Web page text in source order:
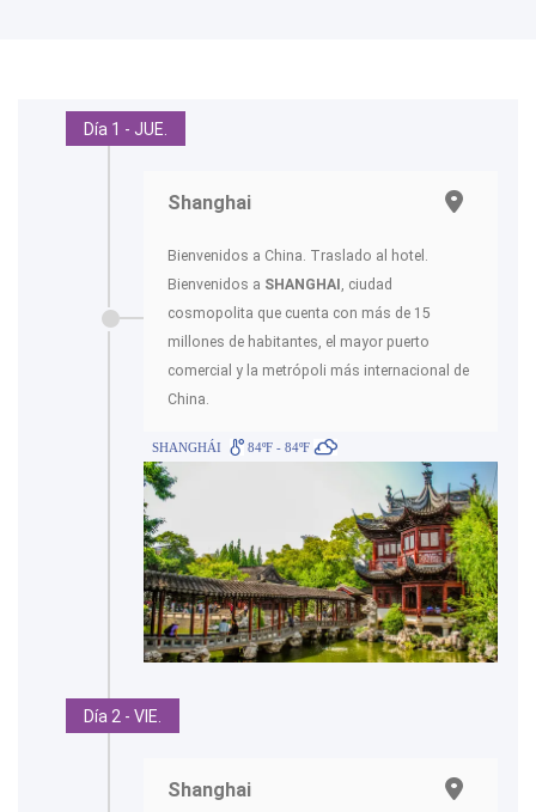
Día 1 - JUE.
Shanghai
Bienvenidos a China. Traslado al hotel.
Bienvenidos a SHANGHAI , ciudad
cosmopolita que cuenta con más de 15
millones de habitantes, el mayor puerto
comercial y la metrópoli más internacional de
China.
SHANGHÁI 84ºF - 84ºF
Día 2 - VIE.
Shanghai